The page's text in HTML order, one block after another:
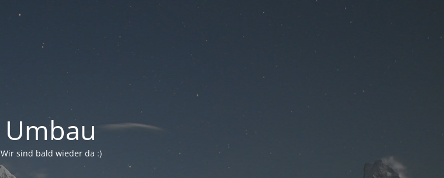
Umbau
Wir sind bald wieder da :)